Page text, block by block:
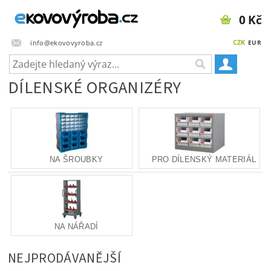
info@ekovovyroba.cz CZK EUR
0 Kč
DÍLENSKÉ ORGANIZÉRY
NA ŠROUBKY PRO DÍLENSKÝ MATERIÁL
NA NÁŘADÍ
NEJPRODÁVANĚJŠÍ